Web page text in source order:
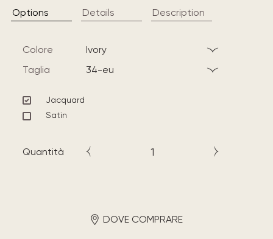
Options Details Description
Colore
ivory
Taglia
34-eu
Jacquard
Satin
Quantità
DOVE COMPRARE